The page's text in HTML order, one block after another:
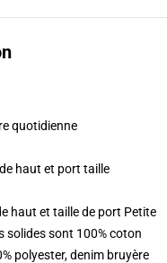
quotidienne
haut et port taille
haut et taille de port Petite
solides sont 100% coton
polyester, denim bruyère